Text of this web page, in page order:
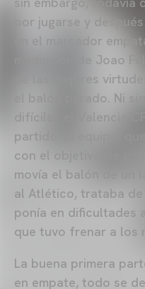
por jugarse y
en el marcador
mediación de Joao
de las mejores
el balón parado. Ni
difíciles el Valencia
partido. El equipo,
con el objetivo de
movía el balón de un
al Atlético, trataba
ponía en dificultades
que tuvo frenar a los
La buena primera
en empate, todo se